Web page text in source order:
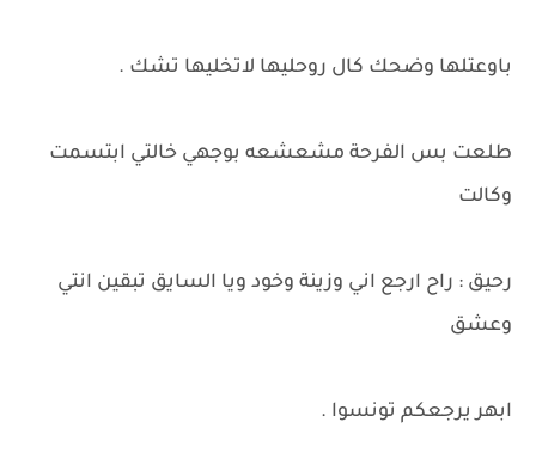
باوعتلها وضحك كال روحليها لاتخليها تشك .
طلعت بس الفرحة مشعشعه بوجهي خالتي ابتسمت
وكالت
رحيق : راح ارجع اني وزينة وخود ويا السايق تبقين انتي
وعشق
ابهر يرجعكم تونسوا .